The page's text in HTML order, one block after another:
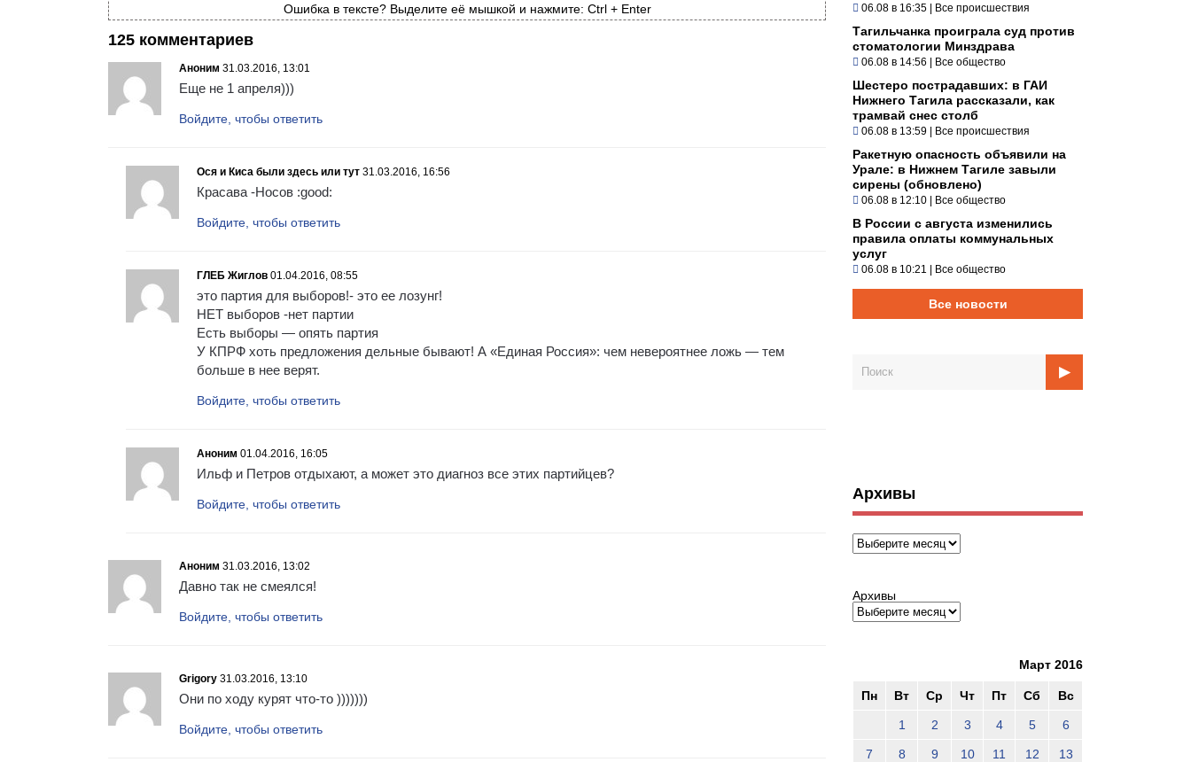
Ошибка в тексте? Выделите её мышкой и нажмите: Ctrl + Enter
125 комментариев
Аноним 31.03.2016, 13:01
Еще не 1 апреля)))
Войдите, чтобы ответить
Ося и Киса были здесь или тут 31.03.2016, 16:56
Красава -Носов :good:
Войдите, чтобы ответить
ГЛЕБ Жиглов 01.04.2016, 08:55
это партия для выборов!- это ее лозунг!
НЕТ выборов -нет партии
Есть выборы — опять партия
У КПРФ хоть предложения дельные бывают! А «Единая Россия»: чем невероятнее ложь — тем
больше в нее верят.
Войдите, чтобы ответить
Аноним 01.04.2016, 16:05
Ильф и Петров отдыхают, а может это диагноз все этих партийцев?
Войдите, чтобы ответить
Аноним 31.03.2016, 13:02
Давно так не смеялся!
Войдите, чтобы ответить
Grigory 31.03.2016, 13:10
Они по ходу курят что-то )))))))
Войдите, чтобы ответить
06.08 в 16:35 | Все происшествия
Тагильчанка проиграла суд против
стоматологии Минздрава
06.08 в 14:56 | Все общество
Шестеро пострадавших: в ГАИ
Нижнего Тагила рассказали, как
трамвай снес столб
06.08 в 13:59 | Все происшествия
Ракетную опасность объявили на
Урале: в Нижнем Тагиле завыли
сирены (обновлено)
06.08 в 12:10 | Все общество
В России с августа изменились
правила оплаты коммунальных
услуг
06.08 в 10:21 | Все общество
Все новости
Архивы
Архивы
Архивы
Март 2016
Пн Вт Ср Чт Пт Сб Вс
1 2 3 4 5 6
7 8 9 10 11 12 13